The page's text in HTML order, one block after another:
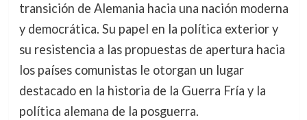
transición de Alemania hacia una nación moderna
y democrática. Su papel en la política exterior y
su resistencia a las propuestas de apertura hacia
los países comunistas le otorgan un lugar
destacado en la historia de la Guerra Fría y la
política alemana de la posguerra.